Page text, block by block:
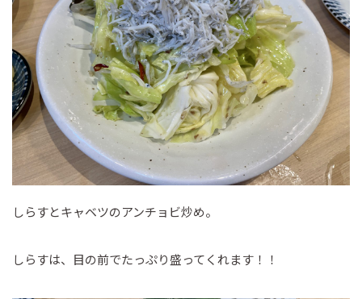
しらすとキャベツのアンチョビ炒め。
しらすは、目の前でたっぷり盛ってくれます！！